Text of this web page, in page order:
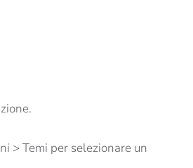
> Temi per selezionare un